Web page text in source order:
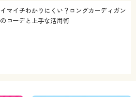
イマイチわかりにくい？ロングカーディガン
のコーデと上手な活用術